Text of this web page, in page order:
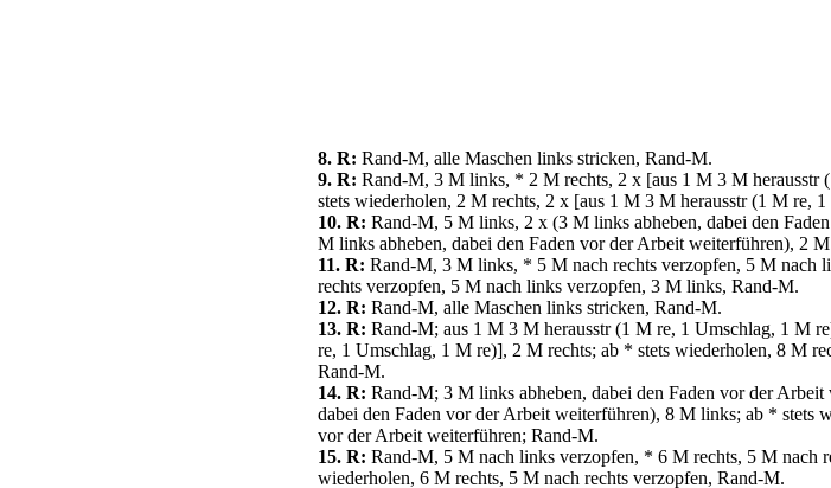
8. R: Rand-M, alle Maschen links stricken, Rand-M.
9. R: Rand-M, 3 M links, * 2 M rechts, 2 х [aus 1 M 3 M
stets wiederholen, 2 M rechts, 2 х [aus 1 M 3 M herausstr (1 M re,
10. R: Rand-M, 5 M links, 2 х (3 M links abheben, dabei den
M links abheben, dabei den Faden vor der Arbeit weiterführen), 2
11. R: Rand-M, 3 M links, * 5 M nach rechts verzopfen, 5 M nach
rechts verzopfen, 5 M nach links verzopfen, 3 M links, Rand-M.
12. R: Rand-M, alle Maschen links stricken, Rand-M.
13. R: Rand-M; aus 1 M 3 M herausstr (1 M re, 1 Umschlag, 1 M
re, 1 Umschlag, 1 M re)], 2 M rechts; ab * stets wiederholen, 8 M
Rand-M.
14. R: Rand-M; 3 M links abheben, dabei den Faden vor der
dabei den Faden vor der Arbeit weiterführen), 8 M links; ab * stets
vor der Arbeit weiterführen; Rand-M.
15. R: Rand-M, 5 M nach links verzopfen, * 6 M rechts, 5 M nach
wiederholen, 6 M rechts, 5 M nach rechts verzopfen, Rand-M.